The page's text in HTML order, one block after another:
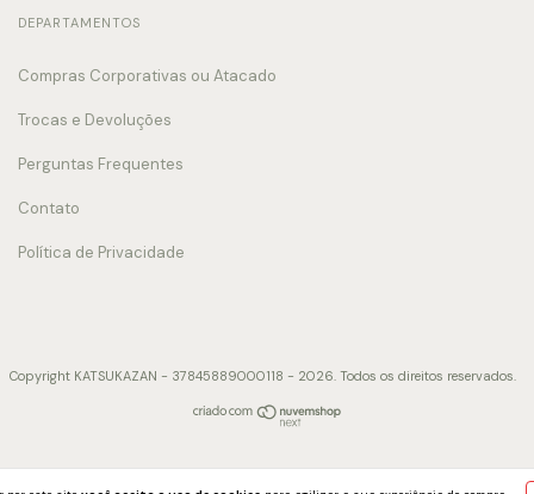
DEPARTAMENTOS
Compras Corporativas ou Atacado
Trocas e Devoluções
Perguntas Frequentes
Contato
Política de Privacidade
Copyright KATSUKAZAN - 37845889000118 - 2026. Todos os direitos reservados.